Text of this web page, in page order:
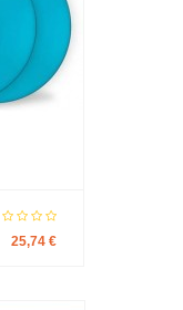
25,74 €